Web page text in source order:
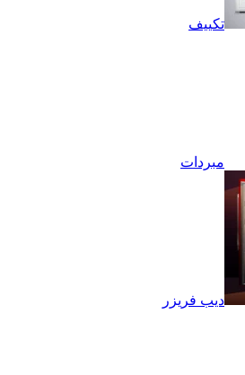
تكييف
مبردات
ديب فريزر